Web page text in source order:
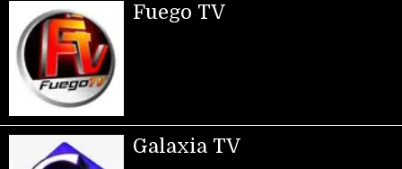
Fuego TV
Galaxia TV